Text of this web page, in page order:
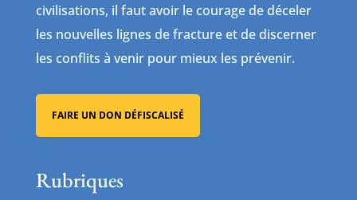
civilisations, il faut avoir le courage de déceler
les nouvelles lignes de fracture et de discerner
les conflits à venir pour mieux les prévenir.
FAIRE UN DON DÉFISCALISÉ
Rubriques